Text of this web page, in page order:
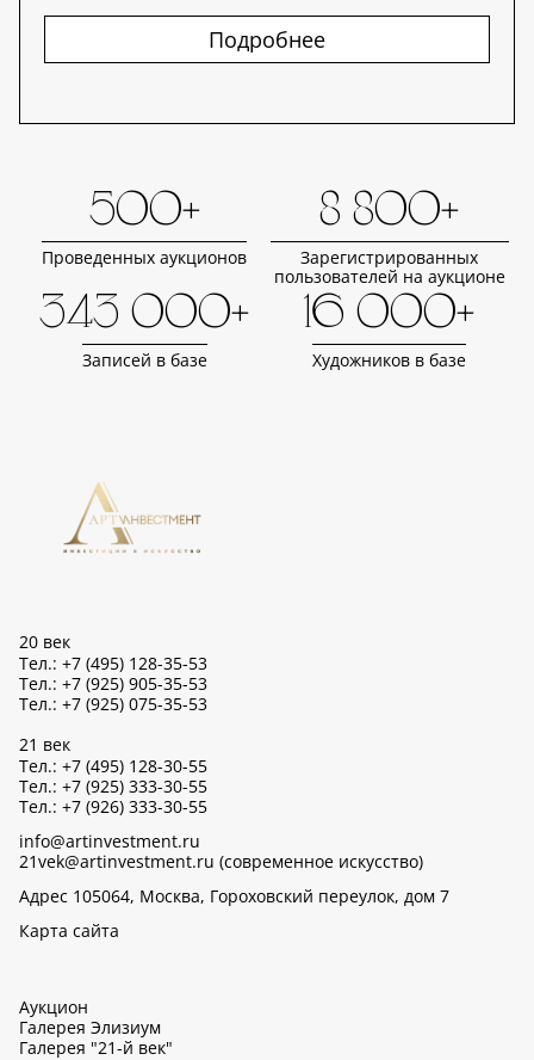
Подробнее
500+
Проведенных аукционов
8 800+
Зарегистрированных
пользователей на аукционе
343 000+
Записей в базе
16 000+
Художников в базе
20 век
Тел.: +7 (495) 128-35-53
Тел.: +7 (925) 905-35-53
Тел.: +7 (925) 075-35-53
21 век
Тел.: +7 (495) 128-30-55
Тел.: +7 (925) 333-30-55
Тел.: +7 (926) 333-30-55
info@artinvestment.ru
21vek@artinvestment.ru (современное искусство)
Адрес 105064, Москва, Гороховский переулок, дом 7
Карта сайта
Аукцион
Галерея Элизиум
Галерея "21-й век"